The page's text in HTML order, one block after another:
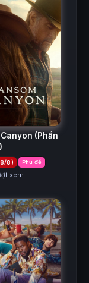
(Phần
8) Phụ đề
xem